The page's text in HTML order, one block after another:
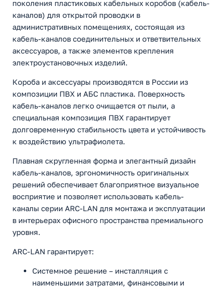
поколения пластиковых кабельных коробов (кабель-
каналов) для открытой проводки в
административных помещениях, состоящая из
кабель-каналов соединительных и ответвительных
аксессуаров, а также элементов крепления
электроустановочных изделий.
Короба и аксессуары производятся в России из
композиции ПВХ и АБС пластика. Поверхность
кабель-каналов легко очищается от пыли, а
специальная композиция ПВХ гарантирует
долговременную стабильность цвета и устойчивость
к воздействию ультрафиолета.
Плавная скругленная форма и элегантный дизайн
кабель-каналов, эргономичность оригинальных
решений обеспечивает благоприятное визуальное
восприятие и позволяет использовать кабель-
каналы серии ARC-LAN для монтажа и эксплуатации
в интерьерах офисного пространства премиального
уровня.
ARC-LAN гарантирует:
Системное решение – инсталляция с
наименьшими затратами, финансовыми и